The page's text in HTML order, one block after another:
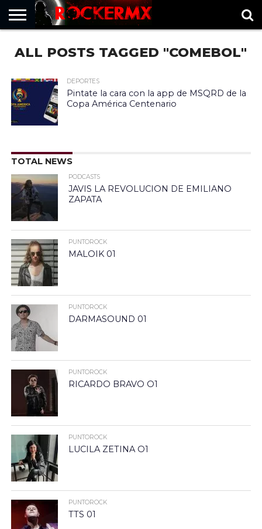
MUSICNEWS
FRAGMENTOS
ROCKERMX
BASEVARSOVIA
PUNTOROCK
ALL POSTS TAGGED "COMEBOL"
DEPORTES
Pintate la cara con la app de MSQRD de la
Copa América Centenario
TOTAL NEWS
PODCASTS
JAVIS LA REVOLUCION DE EMILIANO
ZAPATA
PUNTOROCK
MALOIK 01
PUNTOROCK
DARMASOUND 01
PUNTOROCK
RICARDO BRAVO O1
PUNTOROCK
LUCILA ZETINA O1
PUNTOROCK
TTS 01